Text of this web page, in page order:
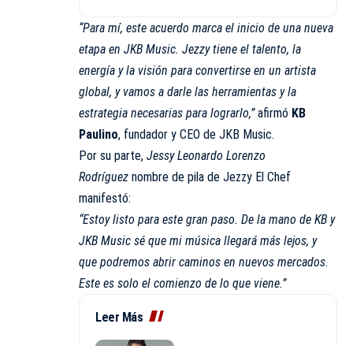
“Para mí, este acuerdo marca el inicio de una nueva
etapa en JKB Music. Jezzy tiene el talento, la
energía y la visión para convertirse en un artista
global, y vamos a darle las herramientas y la
estrategia necesarias para lograrlo,”afirmó KB
Paulino, fundador y CEO de JKB Music.
Por su parte, Jessy Leonardo Lorenzo
Rodríguez nombre de pila de Jezzy El Chef
manifestó:
“Estoy listo para este gran paso. De la mano de KB y
JKB Music sé que mi música llegará más lejos, y
que podremos abrir caminos en nuevos mercados.
Este es solo el comienzo de lo que viene.”
Leer Más